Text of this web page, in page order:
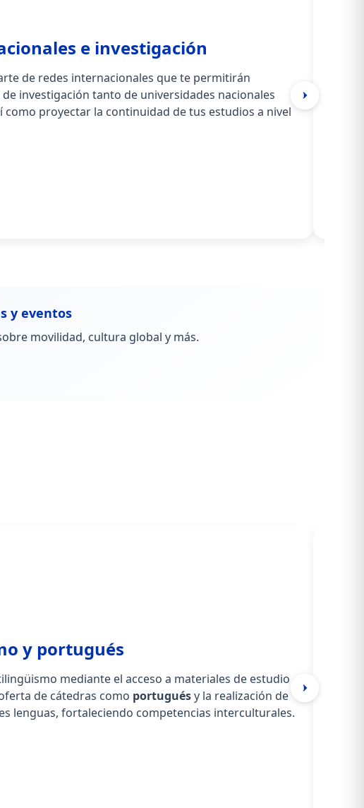
e investigación
de redes internacionales que te permitirán
investigación tanto de universidades nacionales
como proyectar la continuidad de tus estudios a nivel
y eventos
movilidad, cultura global y más.
y portugués
mediante el acceso a materiales de estudio
de cátedras como portuguésy la realización de
lenguas, fortaleciendo competencias interculturales.